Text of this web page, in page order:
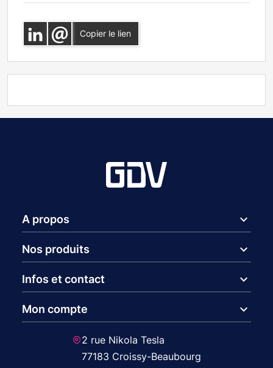
Copier le lien
A propos expand_more
Nos produits expand_more
Infos et contact expand_more
Mon compte expand_more
2 rue Nikola Tesla
77183 Croissy-Beaubourg